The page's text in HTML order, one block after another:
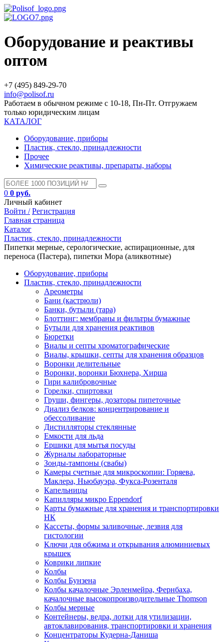
Оборудование и реактивы
оптом
+7 (495) 849-29-70
info@polisof.ru
Работаем в обычном режиме с 10-18, Пн-Пт. Отгружаем
только юридическим лицам
КАТАЛОГ
Оборудование, приборы
Пластик, стекло, принадлежности
Прочее
Химические реактивы, препараты, наборы
0 0 руб.
Личный кабинет
Войти / Регистрация
Главная страница
Каталог
Пластик, стекло, принадлежности
Пипетки мерные, серологические, аспирационные, для
переноса (Пастера), пипетки Мора (аликвотные)
Оборудование, приборы
Пластик, стекло, принадлежности
Ареометры
Бани (кастрюли)
Банки, бутыли (тара)
Блоттинг: мембраны и фильтры бумажные
Бутыли для хранения реактивов
Бюретки
Виалы и септы хроматографические
Виалы, крышки, септы для хранения образцов
Воронки делительные
Воронки, воронки Бюхнера, Хирша
Гири калибровочные
Горелки, спиртовки
Груши, фингеры, дозаторы пипеточные
Диализ белков: концентрирование и
обессоливание
Дистилляторы стеклянные
Емкости для льда
Ершики для мытья посуды
Журналы лабораторные
Зонды-тампоны (свабы)
Камеры счетные для микроскопии: Горяева,
Маклера, Ньюбауэра, Фукса-Розенталя
Капельницы
Капилляры микро Eppendorf
Карты бумажные для хранения и транспортировки
НК
Кассеты, формы заливочные, лезвия для
гистологии
Ключи для обжима и открывания алюминиевых
крышек
Коврики липкие
Колбы
Колбы Бунзена
Колбы качалочные Эрленмейра, Фернбаха,
качалочные высокопроизводительные Thomson
Колбы мерные
Контейнеры, ведра, лотки для утилизации,
автоклавирования, транспортировки и хранения
Концентраторы Кудерна-Даниша